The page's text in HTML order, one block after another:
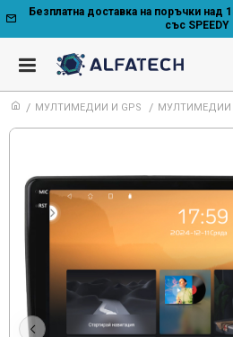
Безплатна доставка на поръчки
със SPEEDY
МУЛТИМЕДИИ И GPS МУЛТИМЕДИИ